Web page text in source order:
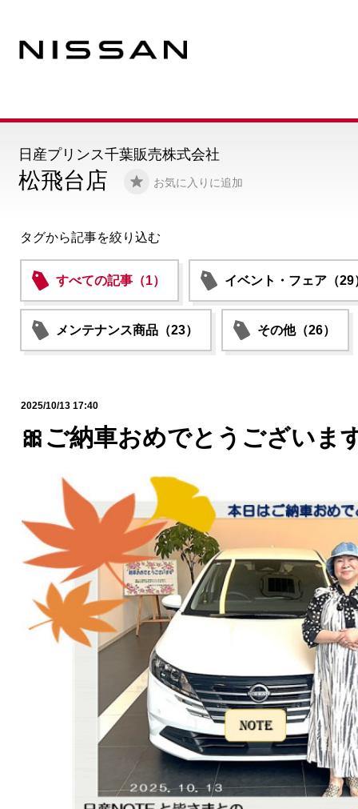
松飛台店 お気に入りに追加
日産プリンス千葉販売株式会社
タグから記事を絞り込む
すべての記事（1） イベント・フェア（29
メンテナンス商品（23） その他（26）
2025/10/13 17:40
🎀ご納車おめでとうございま